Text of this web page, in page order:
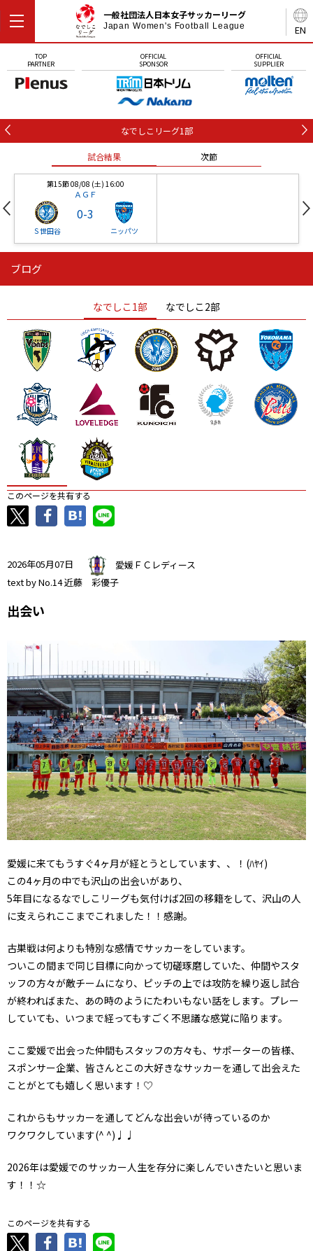
EN
一般社団法人日本女子サッカーリーグ
Japan Women's Football League
TOP
PARTNER
OFFICIAL
SPONSOR
OFFICIAL
SUPPLIER
なでしこリーグ1部
試合結果 次節
第15節 08/08 (土) 16:00
ＡＧＦ
Ｓ世田谷
0-3
ニッパツ
ニッパツ
ニッパツ 名古屋
石人の星
静岡 愛媛Ｌ
ブログ
なでしこ1部 なでしこ2部
このページを共有する
2026年05月07日
愛媛ＦＣレディース
text by No.14 近藤 彩優子
出会い
愛媛に来てもうすぐ4ヶ月が経とうとしています、、！(ﾊﾔｲ)
この4ヶ月の中でも沢山の出会いがあり、
5年目になるなでしこリーグも気付けば2回の移籍をして、沢山の人
に支えられここまでこれました！！感謝。
古巣戦は何よりも特別な感情でサッカーをしています。
ついこの間まで同じ目標に向かって切磋琢磨していた、仲間やスタ
ッフの方々が敵チームになり、ピッチの上では攻防を繰り返し試合
が終わればまた、あの時のようにたわいもない話をします。プレー
していても、いつまで経ってもすごく不思議な感覚に陥ります。
ここ愛媛で出会った仲間もスタッフの方々も、サポーターの皆様、
スポンサー企業、皆さんとこの大好きなサッカーを通して出会えた
ことがとても嬉しく思います！♡
これからもサッカーを通してどんな出会いが待っているのか
ワクワクしています(^ ^)♩♩
2026年は愛媛でのサッカー人生を存分に楽しんでいきたいと思いま
す！！☆
このページを共有する